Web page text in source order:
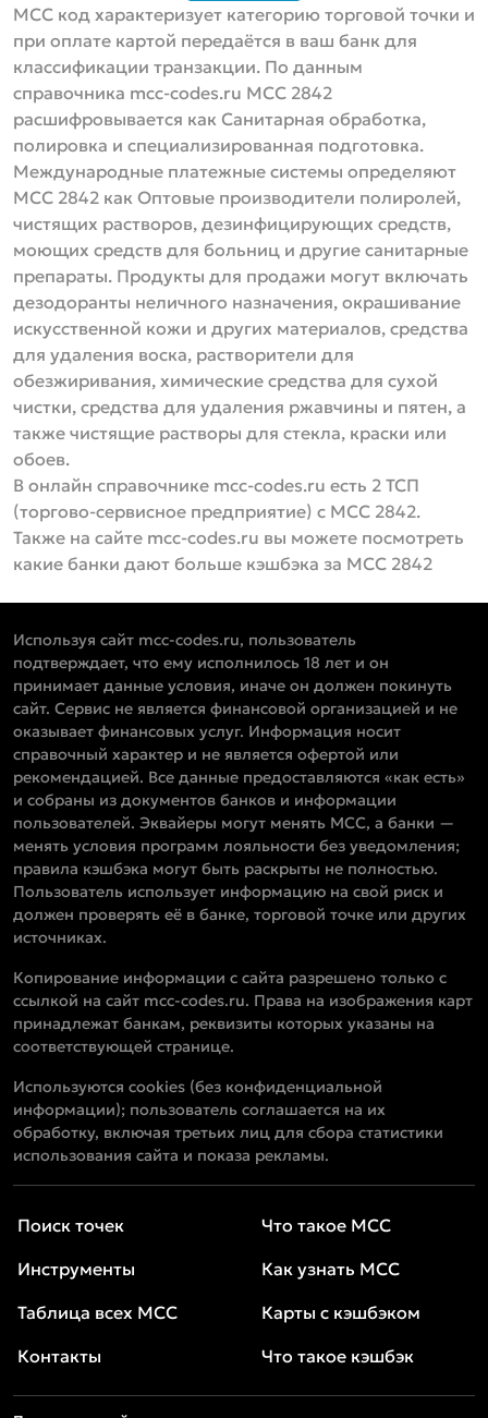
MCC код характеризует категорию торговой точки и
при оплате картой передаётся в ваш банк для
классификации транзакции. По данным
справочника mcc-codes.ru MCC 2842
расшифровывается как Санитарная обработка,
полировка и специализированная подготовка.
Международные платежные системы определяют
МСС 2842 как Оптовые производители полиролей,
чистящих растворов, дезинфицирующих средств,
моющих средств для больниц и другие санитарные
препараты. Продукты для продажи могут включать
дезодоранты неличного назначения, окрашивание
искусственной кожи и других материалов, средства
для удаления воска, растворители для
обезжиривания, химические средства для сухой
чистки, средства для удаления ржавчины и пятен, а
также чистящие растворы для стекла, краски или
обоев.
В онлайн справочнике mcc-codes.ru есть 2 ТСП
(торгово-сервисное предприятие) с MCC 2842.
Также на сайте mcc-codes.ru вы можете посмотреть
какие банки дают больше кэшбэка за MCC 2842
Используя сайт mcc-codes.ru, пользователь
подтверждает, что ему исполнилось 18 лет и он
принимает данные условия, иначе он должен покинуть
сайт. Сервис не является финансовой организацией и не
оказывает финансовых услуг. Информация носит
справочный характер и не является офертой или
рекомендацией. Все данные предоставляются «как есть»
и собраны из документов банков и информации
пользователей. Эквайеры могут менять MCC, а банки —
менять условия программ лояльности без уведомления;
правила кэшбэка могут быть раскрыты не полностью.
Пользователь использует информацию на свой риск и
должен проверять её в банке, торговой точке или других
источниках.
Копирование информации с сайта разрешено только с
ссылкой на сайт mcc-codes.ru. Права на изображения карт
принадлежат банкам, реквизиты которых указаны на
соответствующей странице.
Используются cookies (без конфиденциальной
информации); пользователь соглашается на их
обработку, включая третьих лиц для сбора статистики
использования сайта и показа рекламы.
Поиск точек
Инструменты
Таблица всех MCC
Контакты
Что такое MCC
Как узнать MCC
Карты с кэшбэком
Что такое кэшбэк